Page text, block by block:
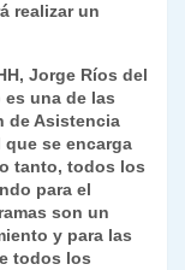
realizar un
Jorge Ríos del
es una de las
de Asistencia
se encarga
tanto, todos los
para el
son un
y para las
todos los